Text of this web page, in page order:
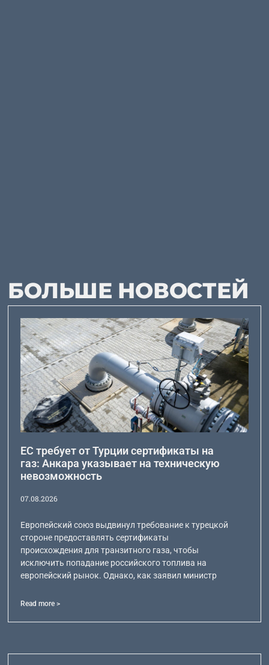
БОЛЬШЕ НОВОСТЕЙ
ЕС требует от Турции сертификаты на
газ: Анкара указывает на техническую
невозможность
07.08.2026
Европейский союз выдвинул требование к турецкой
стороне предоставлять сертификаты
происхождения для транзитного газа, чтобы
исключить попадание российского топлива на
европейский рынок. Однако, как заявил министр
Read more >